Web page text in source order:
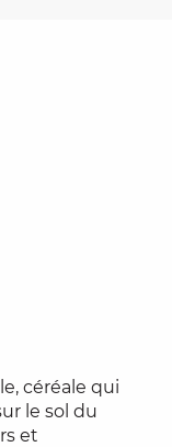
céréale qui
le sol du
et